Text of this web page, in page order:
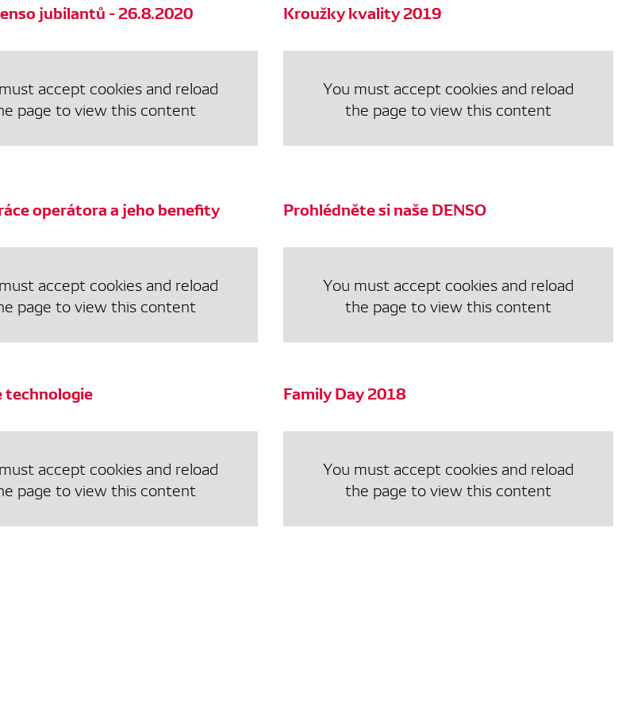
jubilantů - 26.8.2020
accept cookies and reload
page to view this content
Kroužky kvality 2019
You must accept cookies and reload
the page to view this content
operátora a jeho benefity
accept cookies and reload
page to view this content
Prohlédněte si naše DENSO
You must accept cookies and reload
the page to view this content
technologie
accept cookies and reload
page to view this content
Family Day 2018
You must accept cookies and reload
the page to view this content